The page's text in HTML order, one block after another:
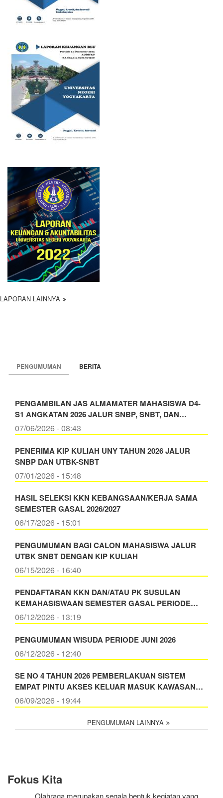
LAPORAN LAINNYA
PENGUMUMAN BERITA
PENGAMBILAN JAS ALMAMATER MAHASISWA D4-
S1 ANGKATAN 2026 JALUR SNBP, SNBT, DAN…
07/06/2026 - 08:43
PENERIMA KIP KULIAH UNY TAHUN 2026 JALUR
SNBP DAN UTBK-SNBT
07/01/2026 - 15:48
HASIL SELEKSI KKN KEBANGSAAN/KERJA SAMA
SEMESTER GASAL 2026/2027
06/17/2026 - 15:01
PENGUMUMAN BAGI CALON MAHASISWA JALUR
UTBK SNBT DENGAN KIP KULIAH
06/15/2026 - 16:40
PENDAFTARAN KKN DAN/ATAU PK SUSULAN
KEMAHASISWAAN SEMESTER GASAL PERIODE…
06/12/2026 - 13:19
PENGUMUMAN WISUDA PERIODE JUNI 2026
06/12/2026 - 12:40
SE NO 4 TAHUN 2026 PEMBERLAKUAN SISTEM
EMPAT PINTU AKSES KELUAR MASUK KAWASAN…
06/09/2026 - 19:44
PENGUMUMAN LAINNYA
Fokus Kita
Olahraga merupakan segala bentuk kegiatan yang